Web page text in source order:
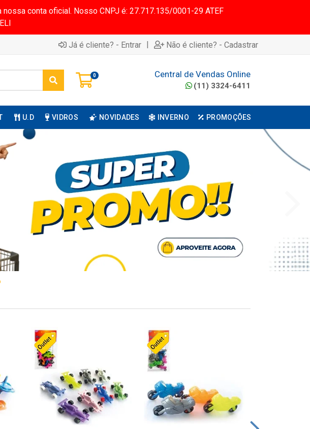
conta oficial. Nosso CNPJ é: 27.717.135/0001-29 ATEF
Já é cliente? - Entrar | Não é cliente? - Cadastrar
0 Central de Vendas Online
(11) 3324-6411
U.D VIDROS NOVIDADES INVERNO PROMOÇÕES